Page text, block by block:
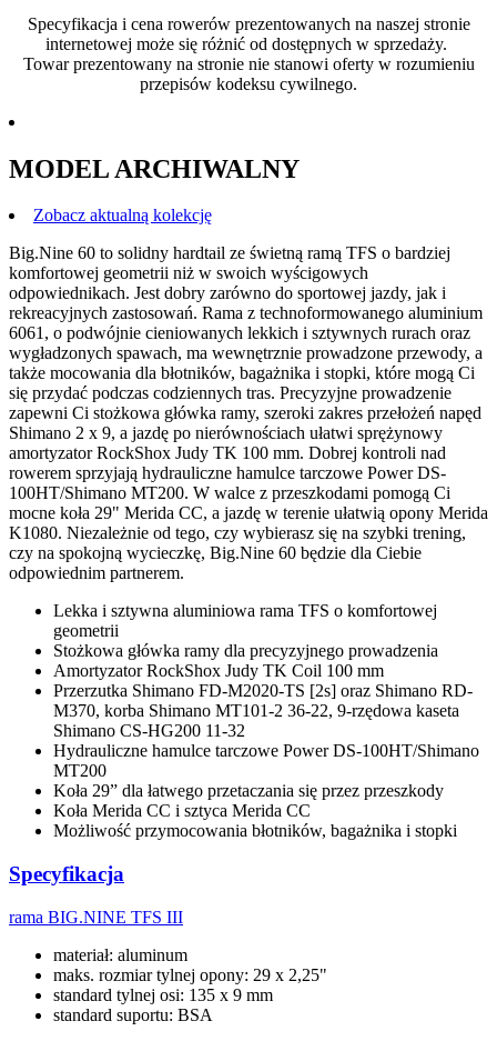
Specyfikacja i cena rowerów prezentowanych na naszej stronie
internetowej może się różnić od dostępnych w sprzedaży.
Towar prezentowany na stronie nie stanowi oferty w rozumieniu
przepisów kodeksu cywilnego.
MODEL ARCHIWALNY
Zobacz aktualną kolekcję
Big.Nine 60 to solidny hardtail ze świetną ramą TFS o bardziej
komfortowej geometrii niż w swoich wyścigowych
odpowiednikach. Jest dobry zarówno do sportowej jazdy, jak i
rekreacyjnych zastosowań. Rama z technoformowanego aluminium
6061, o podwójnie cieniowanych lekkich i sztywnych rurach oraz
wygładzonych spawach, ma wewnętrznie prowadzone przewody, a
także mocowania dla błotników, bagażnika i stopki, które mogą Ci
się przydać podczas codziennych tras. Precyzyjne prowadzenie
zapewni Ci stożkowa główka ramy, szeroki zakres przełożeń napęd
Shimano 2 x 9, a jazdę po nierównościach ułatwi sprężynowy
amortyzator RockShox Judy TK 100 mm. Dobrej kontroli nad
rowerem sprzyjają hydrauliczne hamulce tarczowe Power DS-
100HT/Shimano MT200. W walce z przeszkodami pomogą Ci
mocne koła 29" Merida CC, a jazdę w terenie ułatwią opony Merida
K1080. Niezależnie od tego, czy wybierasz się na szybki trening,
czy na spokojną wycieczkę, Big.Nine 60 będzie dla Ciebie
odpowiednim partnerem.
Lekka i sztywna aluminiowa rama TFS o komfortowej
geometrii
Stożkowa główka ramy dla precyzyjnego prowadzenia
Amortyzator RockShox Judy TK Coil 100 mm
Przerzutka Shimano FD-M2020-TS [2s] oraz Shimano RD-
M370, korba Shimano MT101-2 36-22, 9-rzędowa kaseta
Shimano CS-HG200 11-32
Hydrauliczne hamulce tarczowe Power DS-100HT/Shimano
MT200
Koła 29” dla łatwego przetaczania się przez przeszkody
Koła Merida CC i sztyca Merida CC
Możliwość przymocowania błotników, bagażnika i stopki
Specyfikacja
rama BIG.NINE TFS III
materiał: aluminum
maks. rozmiar tylnej opony: 29 x 2,25"
standard tylnej osi: 135 x 9 mm
standard suportu: BSA